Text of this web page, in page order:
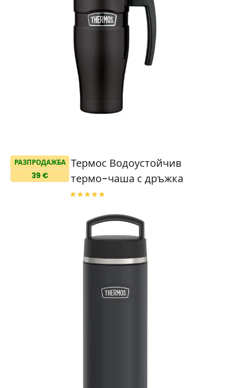
РАЗПРОДАЖБА
39 €
Термос Водоустойчив
термо-чаша с дръжка